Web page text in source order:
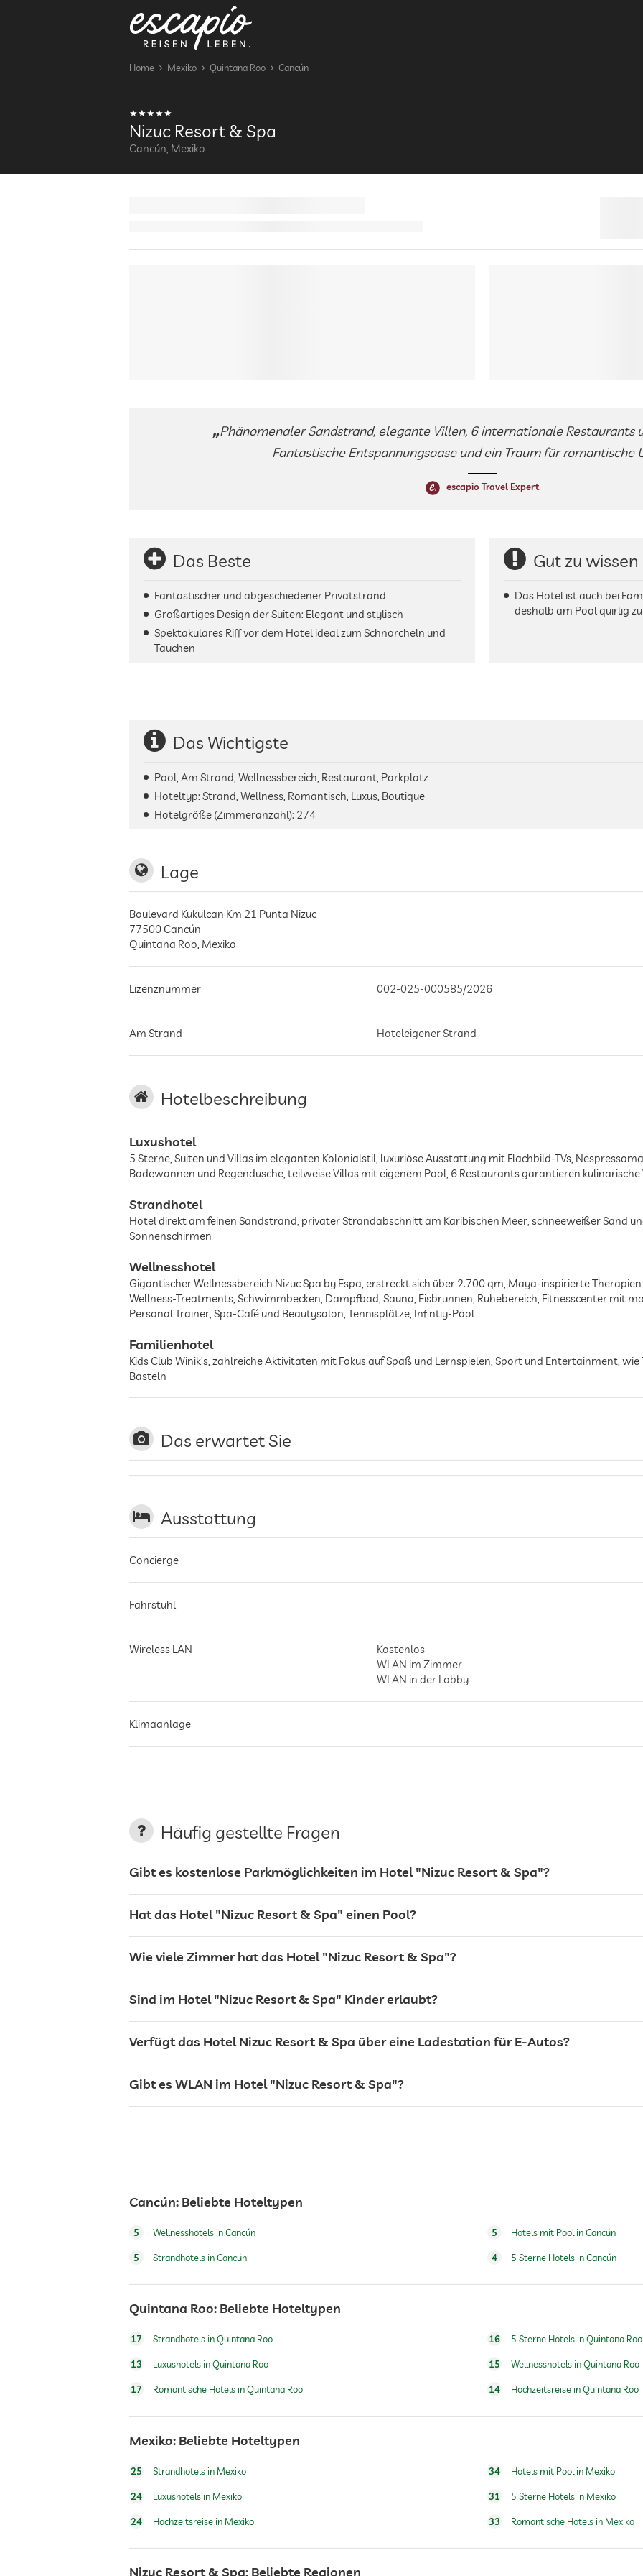
Home Mexiko Quintana Roo Cancún
Nizuc Resort & Spa
Cancún, Mexiko
Phänomenaler Sandstrand, elegante Villen, 6 internationale Restaurants
Fantastische Entspannungsoase und ein Traum für romantische
escapio Travel Expert
Das Beste
Fantastischer und abgeschiedener Privatstrand
Großartiges Design der Suiten: Elegant und stylisch
Spektakuläres Riff vor dem Hotel ideal zum Schnorcheln und
Tauchen
Gut zu wissen
Das Hotel ist auch bei
deshalb am Pool quirlig zu
Das Wichtigste
Pool, Am Strand, Wellnessbereich, Restaurant, Parkplatz
Hoteltyp: Strand, Wellness, Romantisch, Luxus, Boutique
Hotelgröße (Zimmeranzahl): 274
Lage
Boulevard Kukulcan Km 21 Punta Nizuc
77500 Cancún
Quintana Roo Mexiko
Lizenznummer 002-025-000585/2026
Am Strand Hoteleigener Strand
Hotelbeschreibung
Luxushotel
5 Sterne, Suiten und Villas im eleganten Kolonialstil, luxuriöse Ausstattung mit Flachbild-TVs,
Badewannen und Regendusche, teilweise Villas mit eigenem Pool, 6 Restaurants garantieren
Strandhotel
Hotel direkt am feinen Sandstrand, privater Strandabschnitt am Karibischen Meer, schneeweißer Sand
Sonnenschirmen
Wellnesshotel
Gigantischer Wellnessbereich Nizuc Spa by Espa, erstreckt sich über 2.700 qm, Maya-inspirierte
Wellness-Treatments, Schwimmbecken, Dampfbad, Sauna, Eisbrunnen, Ruhebereich, Fitnesscenter mit
Personal Trainer, Spa-Café und Beautysalon, Tennisplätze, Infintiy-Pool
Familienhotel
Kids Club Winik’s, zahlreiche Aktivitäten mit Fokus auf Spaß und Lernspielen, Sport und Entertainment,
Basteln
Das erwartet Sie
Ausstattung
Concierge
Fahrstuhl
Wireless LAN
Kostenlos
WLAN im Zimmer
WLAN in der Lobby
Klimaanlage
Ladestation für Elektroautos
Terrasse
Wäscheservice
Sonnenliegen
Bar
Restaurant
24h Empfang
Flughafen Shuttle
Hunde erlaubt
Tennis
Wassersportmöglichkeiten
Häufig gestellte Fragen
Gibt es kostenlose Parkmöglichkeiten im Hotel "Nizuc Resort & Spa"?
Hat das Hotel "Nizuc Resort & Spa" einen Pool?
Wie viele Zimmer hat das Hotel "Nizuc Resort & Spa"?
Sind im Hotel "Nizuc Resort & Spa" Kinder erlaubt?
Verfügt das Hotel Nizuc Resort & Spa über eine Ladestation für E-Autos?
Gibt es WLAN im Hotel "Nizuc Resort & Spa"?
Cancún: Beliebte Hoteltypen
5 Wellnesshotels in Cancún
5 Strandhotels in Cancún
5 Hotels mit Pool in Cancún
4 5 Sterne Hotels in Cancún
Quintana Roo: Beliebte Hoteltypen
17 Strandhotels in Quintana Roo
13 Luxushotels in Quintana Roo
17 Romantische Hotels in Quintana Roo
16 5 Sterne Hotels in Quintana Roo
15 Wellnesshotels in Quintana Roo
14 Hochzeitsreise in Quintana Roo
Mexiko: Beliebte Hoteltypen
25 Strandhotels in Mexiko
24 Luxushotels in Mexiko
24 Hochzeitsreise in Mexiko
34 Hotels mit Pool in Mexiko
31 5 Sterne Hotels in Mexiko
33 Romantische Hotels in Mexiko
Nizuc Resort & Spa: Beliebte Regionen